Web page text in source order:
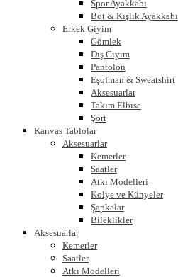
Spor Ayakkabı
Bot & Kışlık Ayakkabı
Erkek Giyim
Gömlek
Dış Giyim
Pantolon
Eşofman & Sweatshirt
Aksesuarlar
Takım Elbise
Şort
Kanvas Tablolar
Aksesuarlar
Kemerler
Saatler
Atkı Modelleri
Kolye ve Künyeler
Şapkalar
Bileklikler
Aksesuarlar
Kemerler
Saatler
Atkı Modelleri